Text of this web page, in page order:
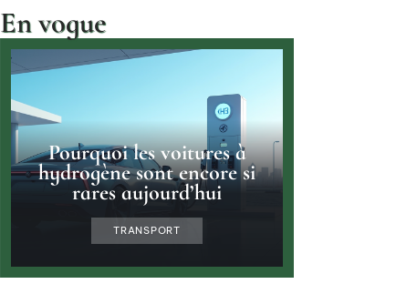
En vogue
Pourquoi les voitures à
hydrogène sont encore si
rares aujourd’hui
TRANSPORT